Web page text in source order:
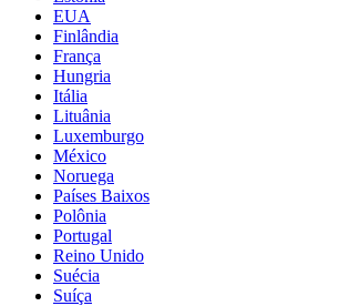
EUA
Finlândia
França
Hungria
Itália
Lituânia
Luxemburgo
México
Noruega
Países Baixos
Polônia
Portugal
Reino Unido
Suécia
Suíça